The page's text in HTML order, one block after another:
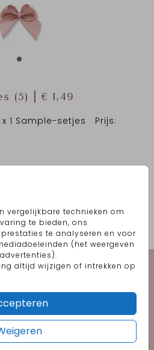
vergelijkbare technieken om
te bieden, ons
te analyseren en voor
(het weergeven
altijd wijzigen of intrekken op
(5) | € 1,49
x 1 Sample-setjes
Prijs:
en olijfgroen.
1 Sample-setjes